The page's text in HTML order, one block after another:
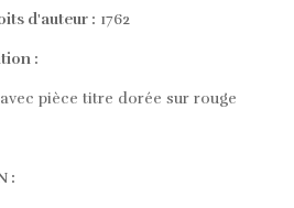
d'auteur : 1762
:
pièce titre dorée sur rouge
: